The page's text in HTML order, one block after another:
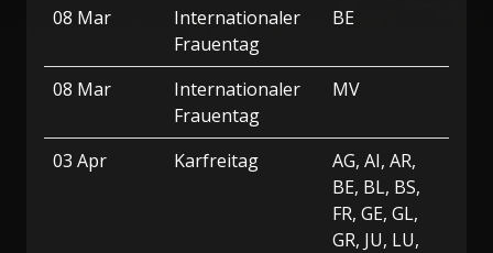
08 Mar
Internationaler
Frauentag
BE
08 Mar
Internationaler
Frauentag
MV
03 Apr Karfreitag
AG, AI, AR,
BE, BL, BS,
FR, GE, GL,
GR, JU, LU,